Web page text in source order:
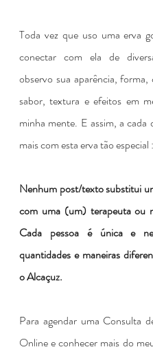
Toda vez que uso uma erva
conectar com ela de
observo sua aparência,
sabor, textura e efeitos em
minha mente. E assim, a cada
mais com esta erva tão especial
Nenhum post/texto substitui
com uma (um) terapeuta ou
Cada pessoa é única e
quantidades e maneiras
o Alcaçuz.
Para agendar uma Consulta
Online e conhecer mais do